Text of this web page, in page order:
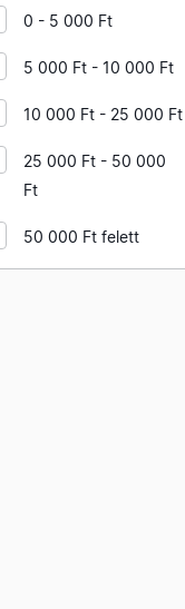
0 - 5 000 Ft
5 000 Ft - 10 000 Ft
10 000 Ft - 25 000 Ft
25 000 Ft - 50 000
Ft
50 000 Ft felett